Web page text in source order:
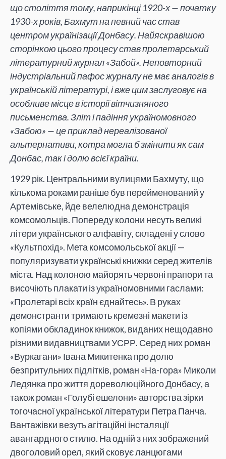
що століття тому, наприкінці 1920-х — початку
1930-х років, Бахмут на певний час став
центром українізації Донбасу. Найяскравішою
сторінкою цього процесу став пролетарський
літературний журнал «Забой». Неповторний
індустріальний пафос журналу не має аналогів в
українській літературі, і вже цим заслуговує на
особливе місце в історії вітчизняного
письменства. Зліт і падіння україномовного
«Забою» — це приклад нереалізованої
альтернативи, котра могла б змінити як сам
Донбас, так і долю всієї країни.
1929 рік. Центральними вулицями Бахмуту, що
кількома роками раніше був перейменований у
Артемівське, йде велелюдна демонстрація
комсомольців. Попереду колони несуть великі
літери українського алфавіту, складені у слово
«Культпохід». Мета комсомольської акції —
популяризувати українські книжки серед жителів
міста. Над колоною майорять червоні прапори та
височіють плакати із україномовними гаслами:
«Пролетарі всіх країн єднайтесь». В руках
демонстранти тримають кремезні макети із
копіями обкладинок книжок, виданих нещодавно
різними видавництвами УСРР. Серед них роман
«Вуркагани» Івана Микитенка про долю
безпритульних підлітків, роман «На-гора» Миколи
Ледянка про життя дореволюційного Донбасу, а
також роман «Голубі ешелони» авторства зірки
тогочасної української літератури Петра Панча.
Вантажівки везуть агітаційні інсталяції
авангардного стилю. На одній з них зображений
двоголовий орел, який сковує ланцюгами